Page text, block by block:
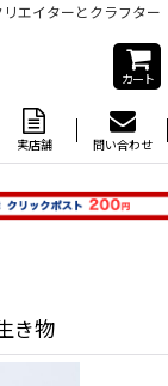
エイターとクラフター
カート
実店舗 問い合わせ
き物